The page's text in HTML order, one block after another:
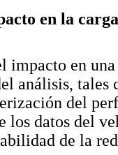
en la
impacto en
análisis,
del
los datos del
de la